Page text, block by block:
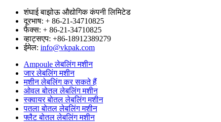
शंघाई बाझोऊ औद्योगिक कंपनी लिमिटेड
दूरभाष: + 86-21-34710825
फैक्स: + 86-21-34710825
व्हाट्सएप: +86-18912389279
ईमेल: info@vkpak.com
Ampoule लेबलिंग मशीन
जार लेबलिंग मशीन
मशीन लेबलिंग कर सकते हैं
ओवल बोतल लेबलिंग मशीन
स्क्वायर बोतल लेबलिंग मशीन
पतला बोतल लेबलिंग मशीन
फ्लैट बोतल लेबलिंग मशीन